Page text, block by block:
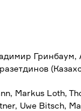
Гринбаум,
Markus Loth,
Uwe Bitsch,